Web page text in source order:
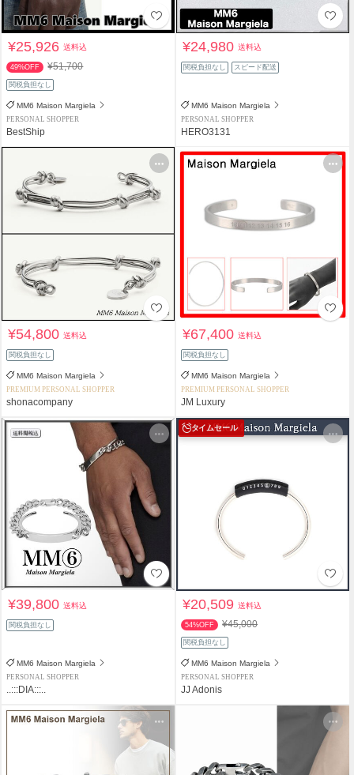
¥25,926送料込
49%OFF ¥51,700
関税負担なし
MM6 Maison Margiela
PERSONAL SHOPPER
BestShip
¥24,980送料込
関税負担なし スピード配送
MM6 Maison Margiela
PERSONAL SHOPPER
HERO3131
¥54,800送料込
関税負担なし
MM6 Maison Margiela
PREMIUM PERSONAL SHOPPER
shonacompany
¥67,400送料込
関税負担なし
MM6 Maison Margiela
PREMIUM PERSONAL SHOPPER
JM Luxury
¥39,800送料込
関税負担なし
MM6 Maison Margiela
PERSONAL SHOPPER
..:::DIA:::..
タイムセール
¥20,509送料込
54%OFF ¥45,000
関税負担なし
MM6 Maison Margiela
PERSONAL SHOPPER
JJ Adonis